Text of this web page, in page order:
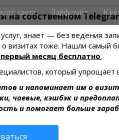
на собственном
знает — без ведения
о визитах тоже. Нашли самый
первый месяц бесплатно.
который упрощает
и напоминает им о
чаевые, кэшбэк и
и помогает больше
света Лайфстайл